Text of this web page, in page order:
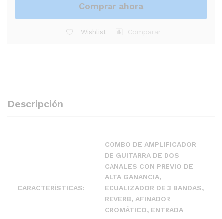
Comprar ahora
Wishlist Comparar
Descripción
CARACTERÍSTICAS:
COMBO DE AMPLIFICADOR
DE GUITARRA DE DOS
CANALES CON PREVIO DE
ALTA GANANCIA,
ECUALIZADOR DE 3 BANDAS,
REVERB, AFINADOR
CROMÁTICO, ENTRADA